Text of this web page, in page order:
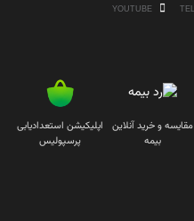
مقایسه و خرید آنلاین
بیمه
اپلیکیشن استعدادیابی
پرسپولیس